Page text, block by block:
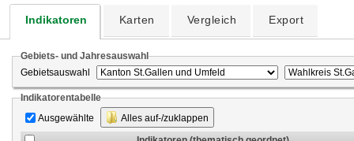
Indikatoren Karten Vergleich Export
Gebiets- und Jahresauswahl
Gebietsauswahl
Indikatorentabelle
Ausgewählte
Alles auf-/zuklappen